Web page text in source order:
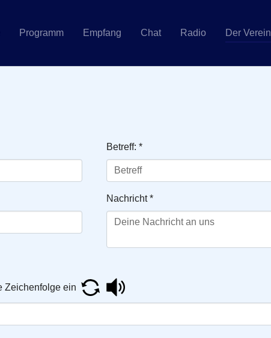
Programm Empfang Chat Radio Der Verein
Betreff: *
Nachricht*